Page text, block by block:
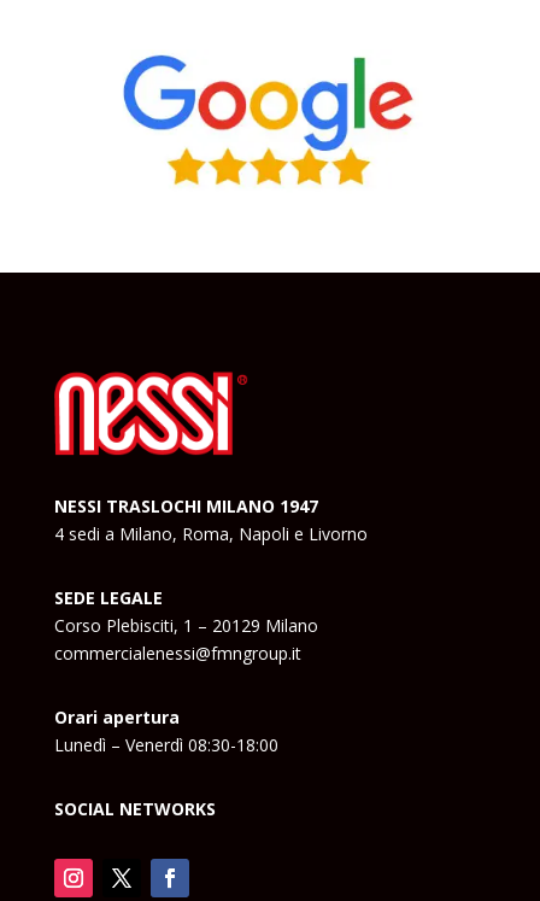
NESSI TRASLOCHI MILANO 1947
4 sedi a Milano, Roma, Napoli e Livorno
SEDE LEGALE
Corso Plebisciti, 1 – 20129 Milano
commercialenessi@fmngroup.it
Orari apertura
Lunedì – Venerdì 08:30-18:00
SOCIAL NETWORKS